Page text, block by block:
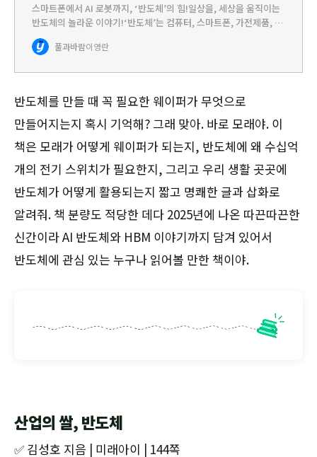
스마트폰에서 AI 로봇까지, ‘반도체’의 힘!일상을, 세상을 움직이는
반도체의 놀라운 이야기!‘반도체’는 컴퓨터, 스마트폰, 가전제품, 자
동차 등 전기에너지를 이용하는 제품들에 꼭 필요한 부품이에요. 또
한 인공지능(AI), 사물인터넷, 빅데이터 같은 정보통신기…
풀과바람이영란
반도체를 만들 때 꼭 필요한 웨이퍼가 무엇으로
만들어지는지 혹시 기억해? 그래 맞아. 바로 모래야. 이
책은 모래가 어떻게 웨이퍼가 되는지, 반도체에 왜 수십억
개의 전기 스위치가 필요한지, 그리고 우리 생활 곳곳에
반도체가 어떻게 활용되는지 짧고 명쾌한 글과 삽화로
알려줘. 책 분량도 적당한 데다 2025년에 나온 따끈따끈한
신간이라 AI 반도체와 HBM 이야기까지 담겨 있어서
반도체에 관심 있는 누구나 읽어볼 만한 책이야.
산업의 쌀, 반도체
✅ 김성호 지음 | 미래아이 | 144쪽